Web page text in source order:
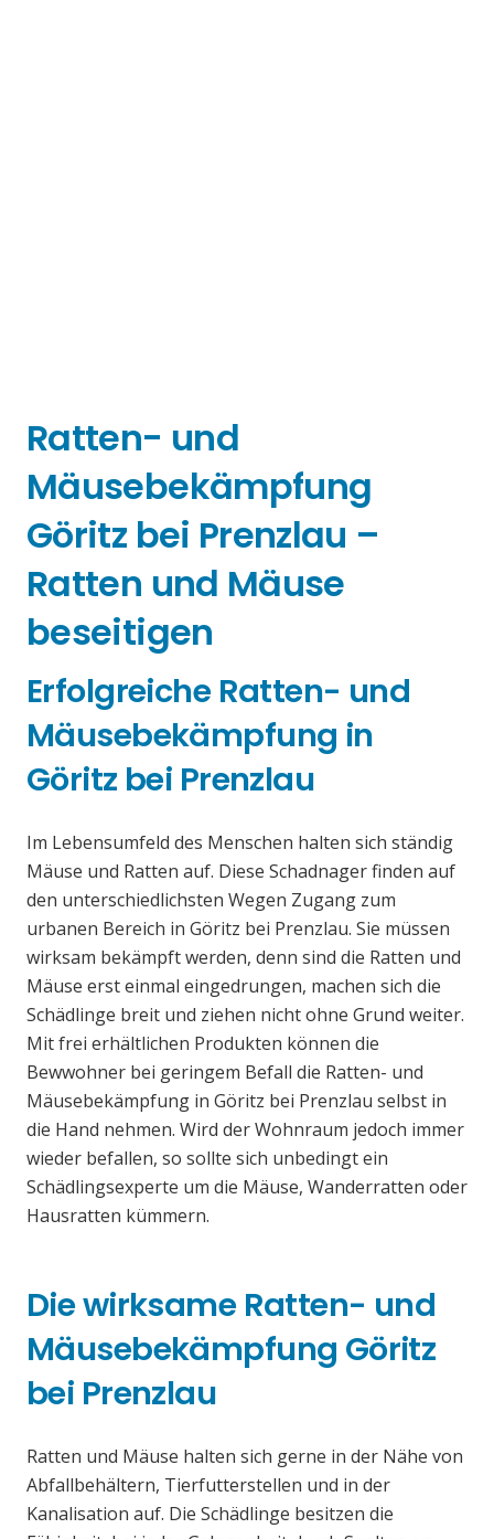
Ratten- und
Mäusebekämpfung
Göritz bei Prenzlau –
Ratten und Mäuse
beseitigen
Erfolgreiche Ratten- und
Mäusebekämpfung in
Göritz bei Prenzlau
Im Lebensumfeld des Menschen halten sich ständig
Mäuse und Ratten auf. Diese Schadnager finden auf
den unterschiedlichsten Wegen Zugang zum
urbanen Bereich in Göritz bei Prenzlau. Sie müssen
wirksam bekämpft werden, denn sind die Ratten und
Mäuse erst einmal eingedrungen, machen sich die
Schädlinge breit und ziehen nicht ohne Grund weiter.
Mit frei erhältlichen Produkten können die
Bewwohner bei geringem Befall die Ratten- und
Mäusebekämpfung in Göritz bei Prenzlau selbst in
die Hand nehmen. Wird der Wohnraum jedoch immer
wieder befallen, so sollte sich unbedingt ein
Schädlingsexperte um die Mäuse, Wanderratten oder
Hausratten kümmern.
Die wirksame Ratten- und
Mäusebekämpfung Göritz
bei Prenzlau
Ratten und Mäuse halten sich gerne in der Nähe von
Abfallbehältern, Tierfutterstellen und in der
Kanalisation auf. Die Schädlinge besitzen die